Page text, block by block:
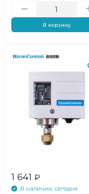
В корзину
1 641 ₽
В наличии, сегодня